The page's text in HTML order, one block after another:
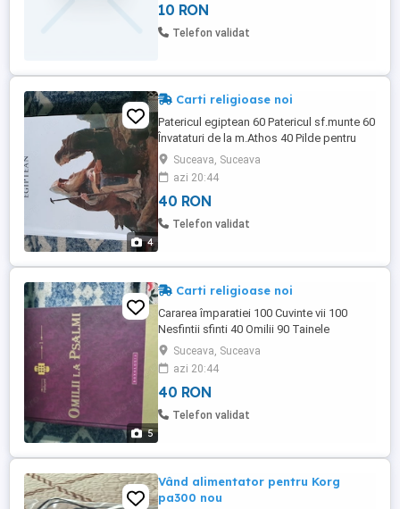
10 RON
Telefon validat
4
Carti religioase noi
Patericul egiptean 60 Patericul sf.munte 60
Învataturi de la m.Athos 40 Pilde pentru
suflet 40
Suceava, Suceava
azi 20:44
40 RON
Telefon validat
5
Carti religioase noi
Cararea împaratiei 100 Cuvinte vii 100
Nesfintii sfinti 40 Omilii 90 Tainele
vindecarii 30
Suceava, Suceava
azi 20:44
40 RON
Telefon validat
Vând alimentator pentru Korg
pa300 nou